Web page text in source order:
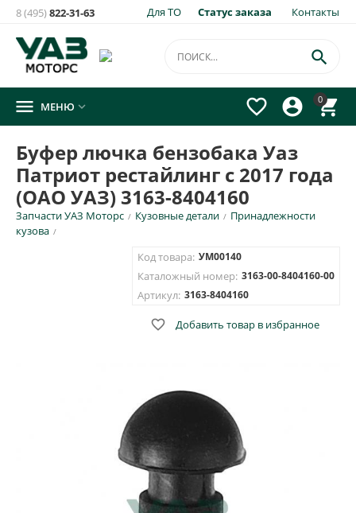
Для ТО Статус заказа Контакты
8 (495)822-31-63
0




 МЕНЮ 
Буфер лючка бензобака Уаз
Патриот рестайлинг с 2017 года
(ОАО УАЗ) 3163-8404160
Запчасти УАЗ Моторс / Кузовные детали / Принадлежности
кузова /
Код товара: УМ00140
Каталожный номер: 3163-00-8404160-00
Артикул: 3163-8404160
 Добавить товар в избранное